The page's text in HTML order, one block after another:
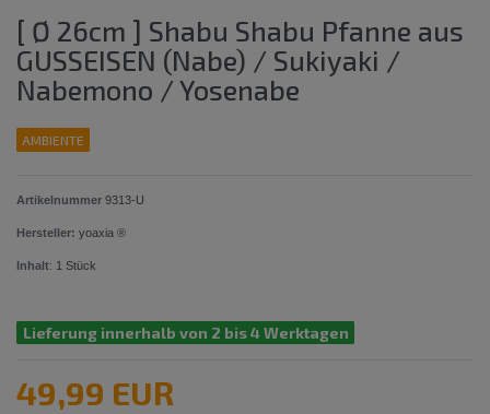
[ Ø 26cm ] Shabu Shabu Pfanne aus
GUSSEISEN (Nabe) / Sukiyaki /
Nabemono / Yosenabe
AMBIENTE
Artikelnummer 9313-U
Hersteller: yoaxia ®
Inhalt: 1 Stück
Lieferung innerhalb von 2 bis 4 Werktagen
49,99 EUR